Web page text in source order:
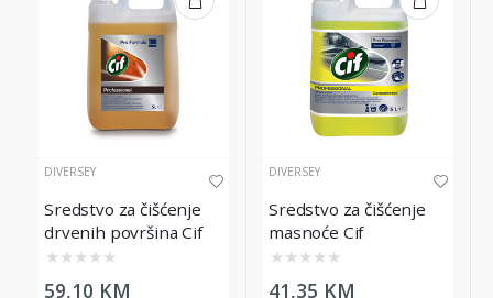
DIVERSEY
Sredstvo za čišćenje
drvenih površina Cif
Professional Wood
Floor Cleaner, 5L
★ ★ ★ ★ ★
59,10 KM
DIVERSEY
Sredstvo za čišćenje
masnoće Cif
Professional
Degreaser, 5L
★ ★ ★ ★ ★
41,35 KM